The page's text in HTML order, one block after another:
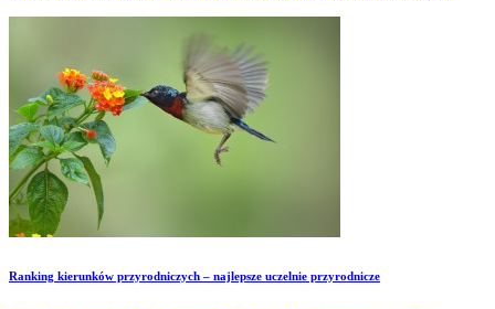
Ranking kierunków przyrodniczych – najlepsze uczelnie przyrodnicze